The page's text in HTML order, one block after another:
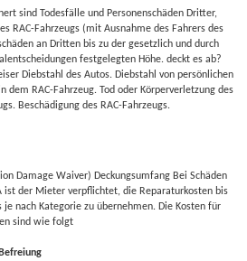
sind Todesfälle und Personenschäden Dritter,
RAC-Fahrzeugs (mit Ausnahme des Fahrers des
an Dritten bis zu der gesetzlich und durch
festgelegten Höhe. deckt es ab?
Diebstahl des Autos. Diebstahl von persönlichen
dem RAC-Fahrzeug. Tod oder Körperverletzung des
Beschädigung des RAC-Fahrzeugs.
Damage Waiver) Deckungsumfang Bei Schäden
ist der Mieter verpflichtet, die Reparaturkosten bis
je nach Kategorie zu übernehmen. Die Kosten für
sind wie folgt